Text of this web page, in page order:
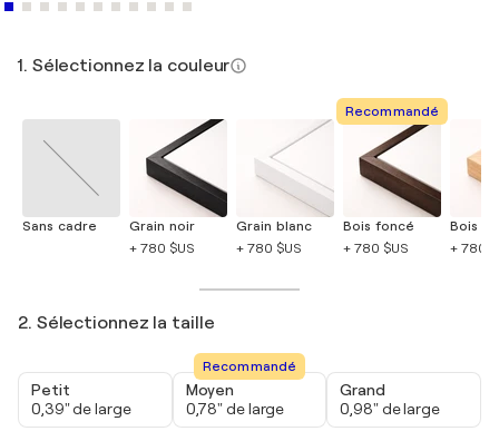
1. Sélectionnez la couleur
Sans cadre
Grain noir
+ 780 $US
Grain blanc
+ 780 $US
Recommandé
Bois foncé
+ 780 $US
Bois
+ 780
2. Sélectionnez la taille
Petit
0,39" de large
Recommandé
Moyen
0,78" de large
Grand
0,98" de large